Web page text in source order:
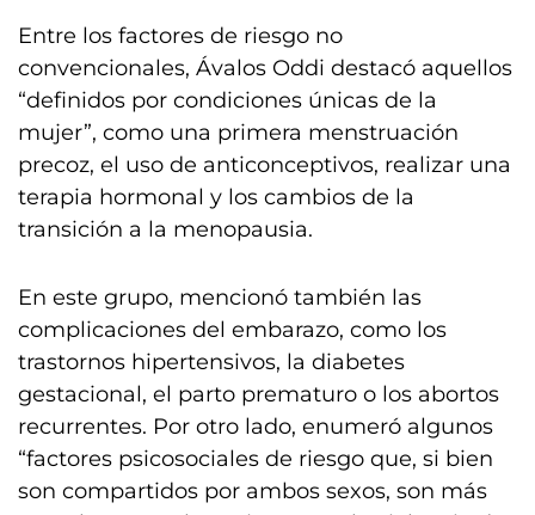
Entre los factores de riesgo no
convencionales, Ávalos Oddi destacó aquellos
“definidos por condiciones únicas de la
mujer”, como una primera menstruación
precoz, el uso de anticonceptivos, realizar una
terapia hormonal y los cambios de la
transición a la menopausia.
En este grupo, mencionó también las
complicaciones del embarazo, como los
trastornos hipertensivos, la diabetes
gestacional, el parto prematuro o los abortos
recurrentes. Por otro lado, enumeró algunos
“factores psicosociales de riesgo que, si bien
son compartidos por ambos sexos, son más